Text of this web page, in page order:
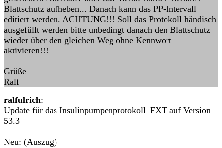
Blattschutz aufheben... Danach kann das PP-Intervall
editiert werden. ACHTUNG!!! Soll das Protokoll händisch
ausgefüllt werden bitte unbedingt danach den Blattschutz
wieder über den gleichen Weg ohne Kennwort
aktivieren!!!
Grüße
Ralf
ralfulrich:
Update für das Insulinpumpenprotokoll_FXT auf Version
53.3
Neu: (Auszug)